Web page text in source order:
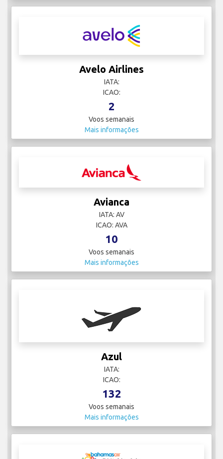
Avelo Airlines
IATA:
ICAO:
2
Voos semanais
Mais informações
Avianca
IATA: AV
ICAO: AVA
10
Voos semanais
Mais informações
Azul
IATA:
ICAO:
132
Voos semanais
Mais informações